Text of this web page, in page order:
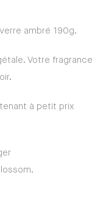
ambré 190g.
Votre fragrance
à petit prix